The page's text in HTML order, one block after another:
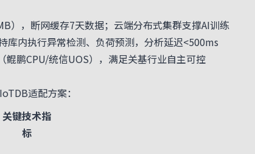
，断网缓存7天数据；云端分布式集群支撑AI训练
内执行异常检测、负荷预测，分析延迟<500ms
鹏CPU/统信UOS），满足关基行业自主可控
适配方案：
关键技术指
标